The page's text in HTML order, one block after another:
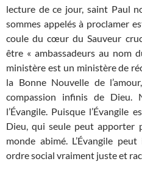
lecture de ce jour, saint Paul
sommes appelés à proclamer
coule du cœur du Sauveur
être « ambassadeurs au nom
ministère est un ministère de
la Bonne Nouvelle de
compassion infinis de Dieu.
l’Évangile. Puisque l’Évangile
Dieu, qui seule peut apporter
monde abimé. L’Évangile
ordre social vraiment juste et